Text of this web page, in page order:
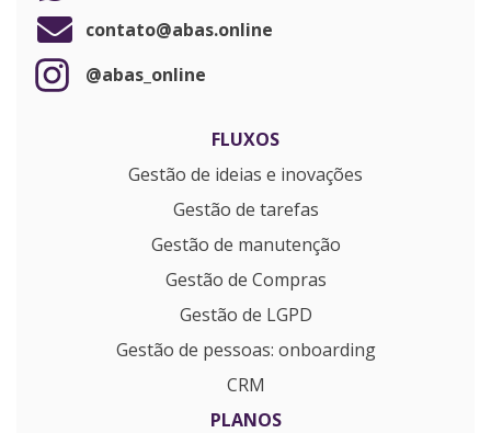
contato@abas.online
@abas_online
FLUXOS
Gestão de ideias e inovações
Gestão de tarefas
Gestão de manutenção
Gestão de Compras
Gestão de LGPD
Gestão de pessoas: onboarding
CRM
PLANOS